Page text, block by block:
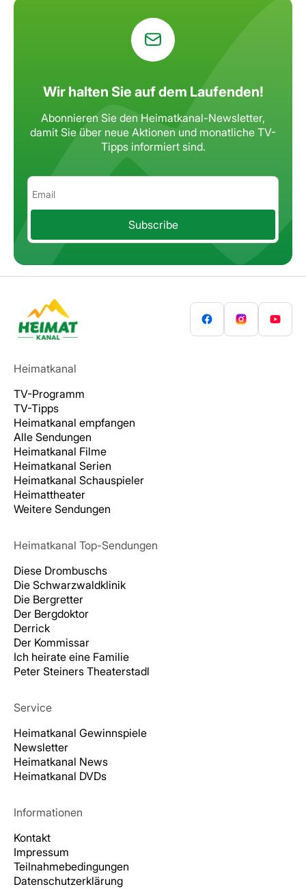
Wir halten Sie auf dem Laufenden!
Abonnieren Sie den Heimatkanal-Newsletter,
damit Sie über neue Aktionen und monatliche TV-
Tipps informiert sind.
Subscribe
Heimatkanal
TV-Programm
TV-Tipps
Heimatkanal empfangen
Alle Sendungen
Heimatkanal Filme
Heimatkanal Serien
Heimatkanal Schauspieler
Heimattheater
Weitere Sendungen
Heimatkanal Top-Sendungen
Diese Drombuschs
Die Schwarzwaldklinik
Die Bergretter
Der Bergdoktor
Derrick
Der Kommissar
Ich heirate eine Familie
Peter Steiners Theaterstadl
Service
Heimatkanal Gewinnspiele
Newsletter
Heimatkanal News
Heimatkanal DVDs
Informationen
Kontakt
Impressum
Teilnahmebedingungen
Datenschutzerklärung